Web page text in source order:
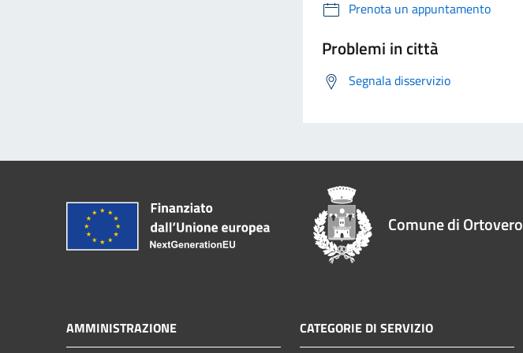
Prenota un appuntamento
Problemi in città
Segnala disservizio
Comune di Ortovero
AMMINISTRAZIONE CATEGORIE DI SERVIZIO